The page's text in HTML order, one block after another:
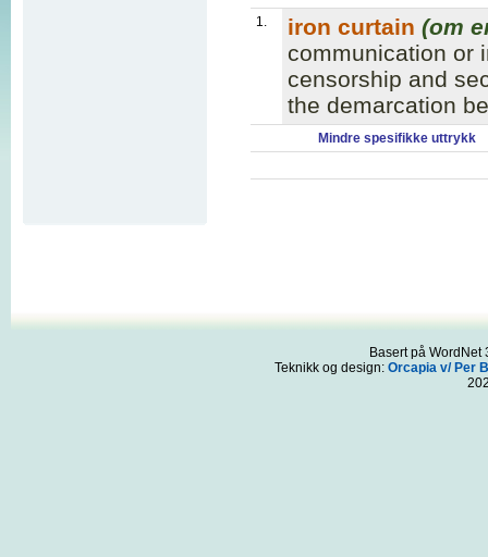
1. iron curtain (om
communication or
censorship and
the demarcation
Mindre spesifikke uttrykk
Basert på
Teknikk og design: Orcapia v/ Per